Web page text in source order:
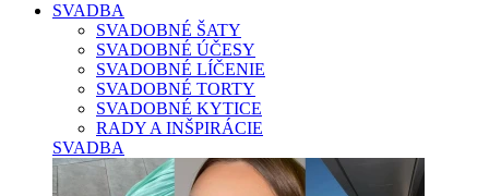
SVADBA
SVADOBNÉ ŠATY
SVADOBNÉ ÚČESY
SVADOBNÉ LÍČENIE
SVADOBNÉ TORTY
SVADOBNÉ KYTICE
RADY A INŠPIRÁCIE
SVADBA